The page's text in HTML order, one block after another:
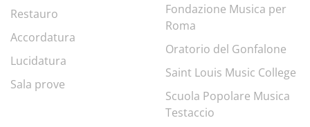
Restauro
Accordatura
Lucidatura
Sala prove
Fondazione Musica per
Roma
Oratorio del Gonfalone
Saint Louis Music College
Scuola Popolare Musica
Testaccio